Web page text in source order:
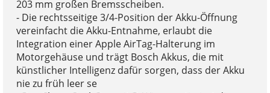
203 mm großen Bremsscheiben.
- Die rechtsseitige 3/4-Position der Akku-Öffnung
vereinfacht die Akku-Entnahme, erlaubt die
Integration einer Apple AirTag-Halterung im
Motorgehäuse und trägt Bosch Akkus, die mit
künstlicher Intelligenz dafür sorgen, dass der Akku
nie zu früh leer se